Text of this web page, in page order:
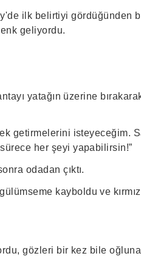
ilk belirtiyi gördüğünden
geliyordu.
yatağın üzerine
getirmelerini isteyeceğim.
her şeyi yapabilirsin!”
odadan çıktı.
kayboldu ve
gözleri bir kez bile oğluna